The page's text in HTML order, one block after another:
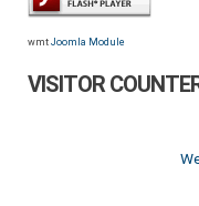
wmt Joomla Module
VISITOR